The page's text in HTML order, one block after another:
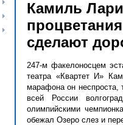
Камиль
сделают
247-м факелоносцем
театра «Квартет И»
марафона он неспроста,
всей России
олимпийскими
обежал Озеро слез и